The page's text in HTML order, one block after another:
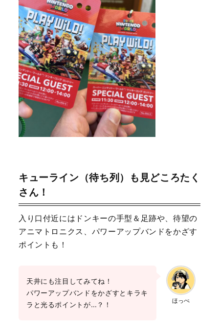
キューライン（待ち列）も見どころたく
さん！
入り口付近にはドンキーの手型＆足跡や、待望の
アニマトロニクス、パワーアップバンドをかざす
ポイントも！
天井にも注目してみてね！
パワーアップバンドをかざすとキラキ
ラと光るポイントが…？！
ほっぺ